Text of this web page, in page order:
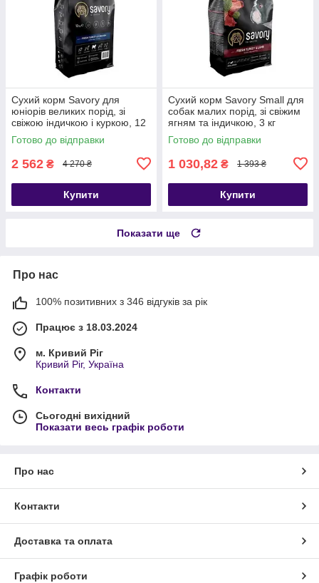
Сухий корм Savory для
юніорів великих порід, зі
свіжою індичкою і куркою, 12
кг
Готово до відправки
2 562 ₴ 4 270 ₴
Купити
Сухий корм Savory Small для
собак малих порід, зі свіжим
ягням та індичкою, 3 кг
Готово до відправки
1 030,82 ₴ 1 393 ₴
Купити
Показати ще
Про нас
100% позитивних з 346 відгуків за рік
Працює з 18.03.2024
м. Кривий Ріг
Кривий Ріг, Україна
Контакти
Сьогодні вихідний
Показати весь графік роботи
Про нас
Контакти
Доставка та оплата
Графік роботи